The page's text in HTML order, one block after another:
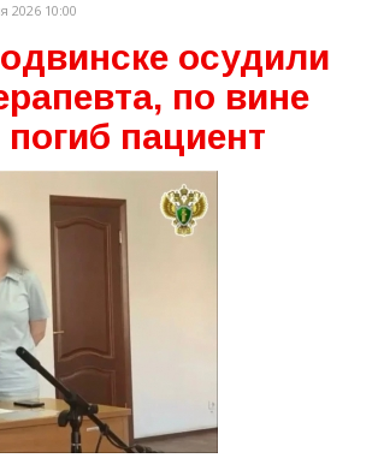
2026 10:00
осудили
по вине
погиб пациент